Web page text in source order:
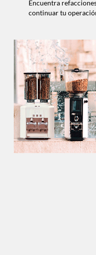
Encuentra
continuar tu